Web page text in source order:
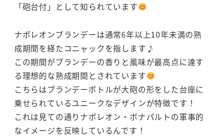
「砲台付」として知られています
ナポレオンブランデーは通常6年以上10年未満の熟
成期間を経たコニャックを指します♪
この期間がブランデーの香りと風味が最高点に達す
る理想的な熟成期間とされています
こちらはブランデーボトルが大砲の形をした台座に
乗せられているユニークなデザインが特徴です！
これは見ての通りナポレオン・ボナパルトの軍事的
なイメージを反映しているんです！